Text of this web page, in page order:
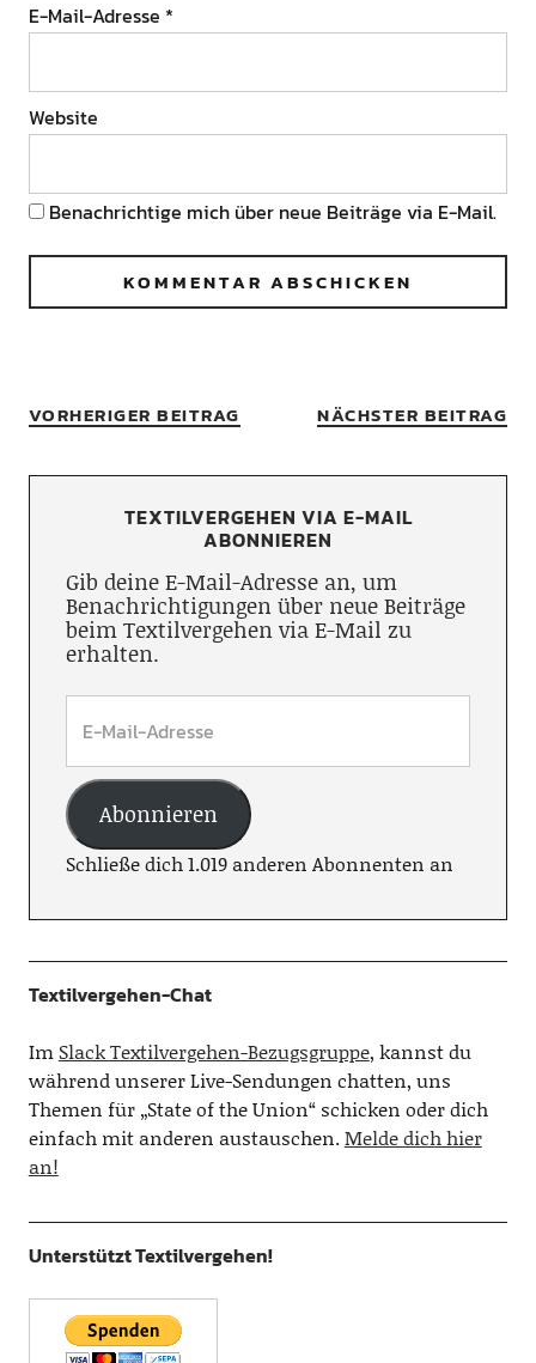
E-Mail-Adresse *
Website
Benachrichtige mich über neue Beiträge via E-Mail.
VORHERIGER BEITRAG NÄCHSTER BEITRAG
TEXTILVERGEHEN VIA E-MAIL
ABONNIEREN
Gib deine E-Mail-Adresse an, um
Benachrichtigungen über neue Beiträge
beim Textilvergehen via E-Mail zu
erhalten.
Abonnieren
Schließe dich 1.019 anderen Abonnenten an
Textilvergehen-Chat
Im Slack Textilvergehen-Bezugsgruppe, kannst du
während unserer Live-Sendungen chatten, uns
Themen für „State of the Union“ schicken oder dich
einfach mit anderen austauschen.Melde dich hier
an!
Unterstützt Textilvergehen!